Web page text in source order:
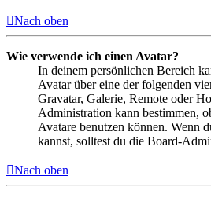
Nach oben
Wie verwende ich einen Avatar?
In deinem persönlichen Bereich
Avatar über eine der folgenden
Gravatar, Galerie, Remote oder
Administration kann bestimmen,
Avatare benutzen können. Wenn
kannst, solltest du die Board-
Nach oben